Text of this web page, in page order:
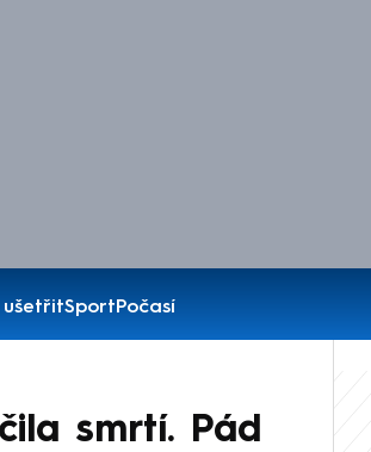
ušetřitSportPočasí
smrtí. Pád